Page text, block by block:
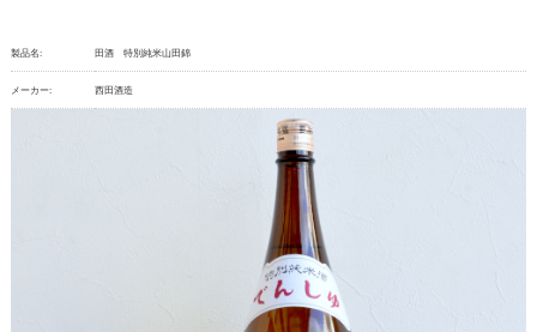
製品名: 田酒 特別純米山田錦
メーカー: 西田酒造